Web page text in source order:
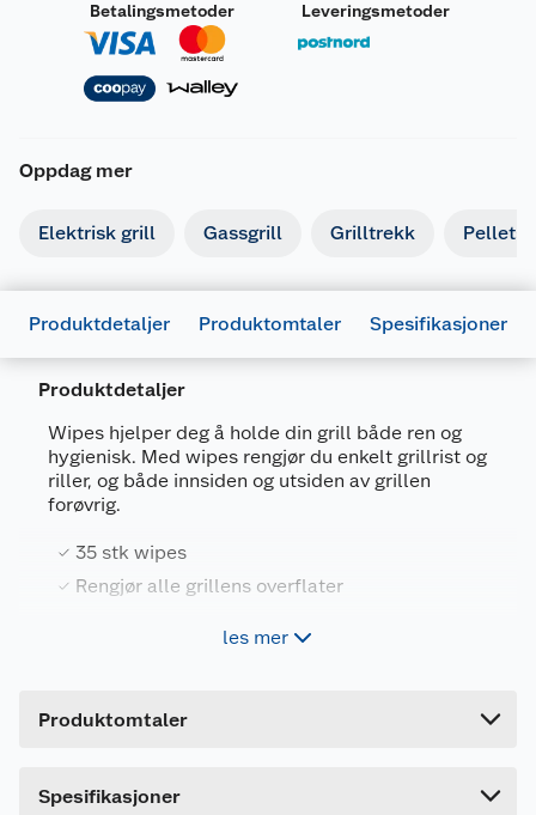
Betalingsmetoder Leveringsmetoder
Oppdag mer
Elektrisk grill Gassgrill Grilltrekk
Produktdetaljer Produktomtaler Spesifikasjoner
Produktdetaljer
Wipes hjelper deg å holde din grill både ren og
hygienisk. Med wipes rengjør du enkelt grillrist og
riller, og både innsiden og utsiden av grillen
forøvrig.
35 stk wipes
Rengjør alle grillens overflater
Rengjør og absorberer fett og smuss
les mer
Produktomtaler
Spesifikasjoner
Generelt